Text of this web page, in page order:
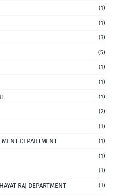
(1)
(1)
(3)
(5)
(1)
(1)
(1)
(2)
(1)
DEPARTMENT (1)
(1)
(1)
RAJ DEPARTMENT (1)